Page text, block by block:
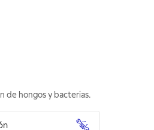
de hongos y bacterias.